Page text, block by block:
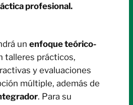
profesional.
un enfoque teórico-
talleres prácticos,
y evaluaciones
múltiple, además de
. Para su